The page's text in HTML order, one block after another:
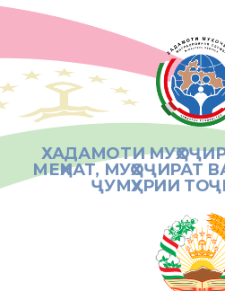
ХАДАМОТИ
МЕҲНАТ, МУҲОҶИРАТ
ҶУМҲУРИИ